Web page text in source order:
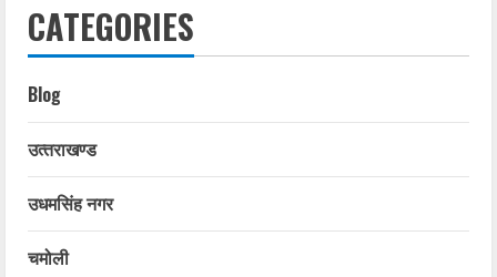
CATEGORIES
Blog
उत्‍तराखण्‍ड
उधमसिंह नगर
चमोली